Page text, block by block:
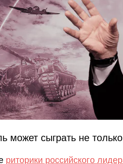
может сыграть не
риторики российского